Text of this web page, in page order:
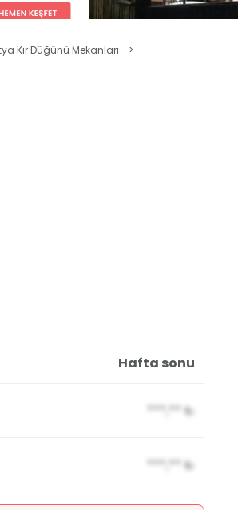
Kır Düğünü Mekanları
>
Hafta sonu
***,** ₺
***,** ₺